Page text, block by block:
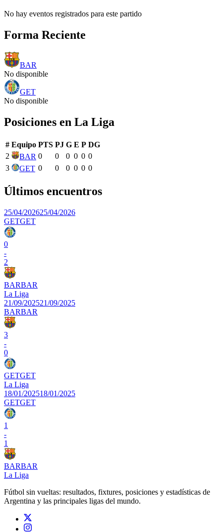
No hay eventos registrados para este partido
Forma Reciente
BAR
No disponible
GET
No disponible
Posiciones en La Liga
# Equipo PTS PJ G E P DG
2
BAR 0 0 0 0 0 0
3
GET 0 0 0 0 0 0
Últimos encuentros
25/04/202625/04/2026
GETGET
0
-
2
BARBAR
La Liga
21/09/202521/09/2025
BARBAR
3
-
0
GETGET
La Liga
18/01/202518/01/2025
GETGET
1
-
1
BARBAR
La Liga
Fútbol sin vueltas: resultados, fixtures, posiciones y estadísticas de
Argentina y las principales ligas del mundo.